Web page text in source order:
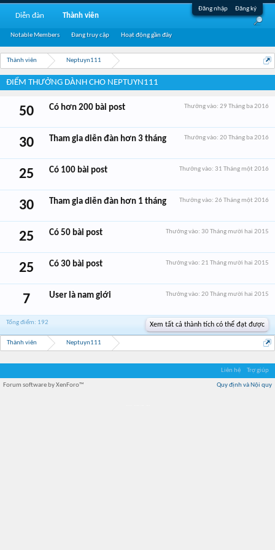
Đăng nhập Đăng ký
Thành viên Neptuyn111
ĐIỂM THƯỞNG DÀNH CHO NEPTUYN111
50 Thưởng vào: 29 Tháng ba 2016
Có hơn 200 bài post
30 Thưởng vào: 20 Tháng ba 2016
Tham gia diễn đàn hơn 3 tháng
25 Thưởng vào: 31 Tháng một 2016
Có 100 bài post
30 Thưởng vào: 26 Tháng một 2016
Tham gia diễn đàn hơn 1 tháng
25 Thưởng vào: 30 Tháng mười hai 2015
Có 50 bài post
25 Thưởng vào: 21 Tháng mười hai 2015
Có 30 bài post
7 Thưởng vào: 20 Tháng mười hai 2015
User là nam giới
Tổng điểm: 192 Xem tất cả thành tích có thể đạt được
Thành viên Neptuyn111
Diễn đàn Thành viên
Notable Members Đang truy cập Hoạt động gần đây
Liên hệ Trợ giúp
Quy định và Nội quy
Forum software by XenForo™